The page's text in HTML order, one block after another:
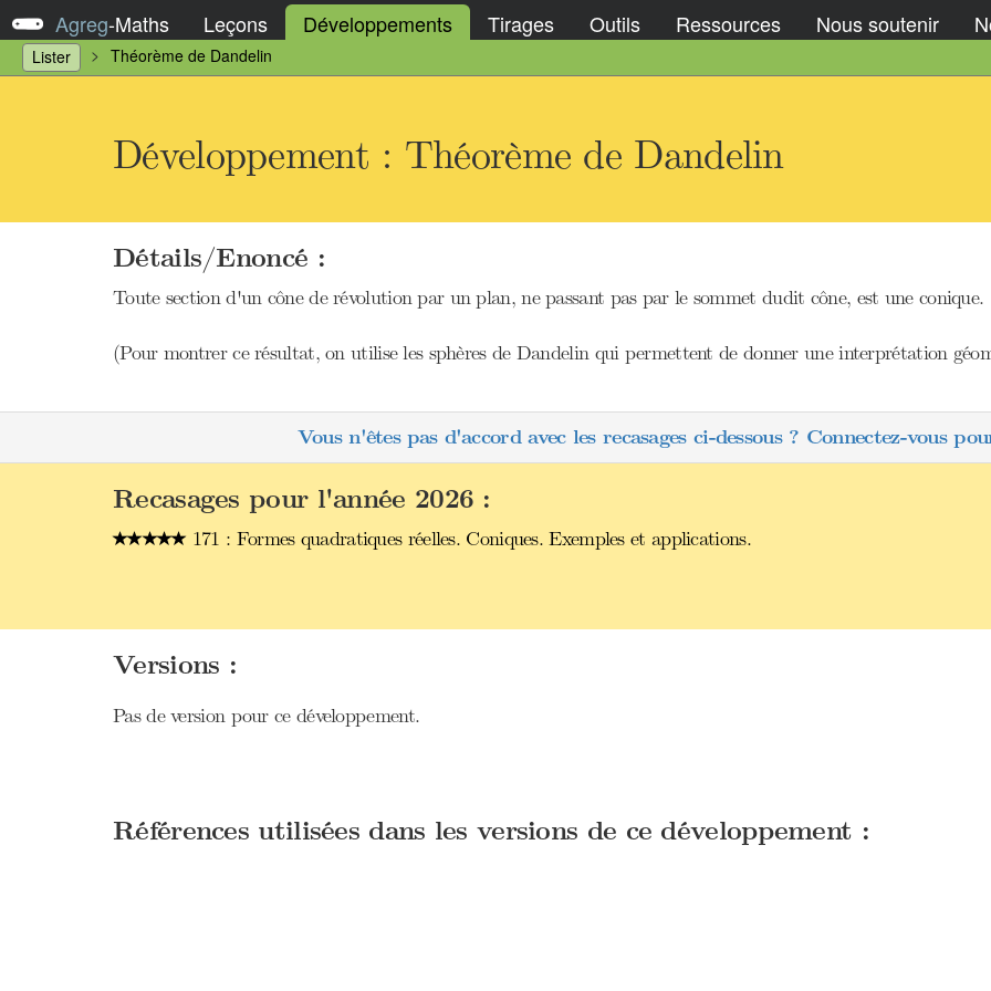
Agreg-Maths Leçons Développements Tirages Outils Ressources Nous soutenir
Lister Théorème de Dandelin
Développement : Théorème de Dandelin
Détails/Enoncé :
Toute section d'un cône de révolution par un plan, ne passant pas par le sommet dudit cône, est une conique.
(Pour montrer ce résultat, on utilise les sphères de Dandelin qui permettent de donner une interprétation
Vous n'êtes pas d'accord avec les recasages ci-dessous ? Connectez-vous
Recasages pour l'année 2026 :
171 : Formes quadratiques réelles. Coniques. Exemples et applications.
Versions :
Pas de version pour ce développement.
Références utilisées dans les versions de ce développement :